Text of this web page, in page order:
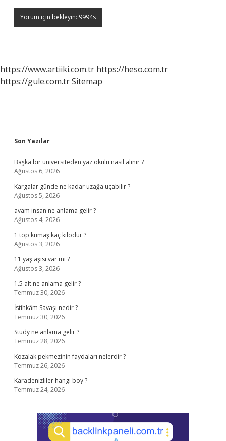
https://www.artiiki.com.tr https://heso.com.tr
https://gule.com.trSitemap
Sidebar
Son Yazılar
Başka bir üniversiteden yaz okulu nasıl alınır ?
Ağustos 6, 2026
Kargalar günde ne kadar uzağa uçabilir ?
Ağustos 5, 2026
avam insan ne anlama gelir ?
Ağustos 4, 2026
1 top kumaş kaç kilodur ?
Ağustos 3, 2026
11 yaş aşısı var mı ?
Ağustos 3, 2026
1.5 alt ne anlama gelir ?
Temmuz 30, 2026
İstihkâm Savaşı nedir ?
Temmuz 30, 2026
Study ne anlama gelir ?
Temmuz 28, 2026
Kozalak pekmezinin faydaları nelerdir ?
Temmuz 26, 2026
Karadenizliler hangi boy ?
Temmuz 24, 2026